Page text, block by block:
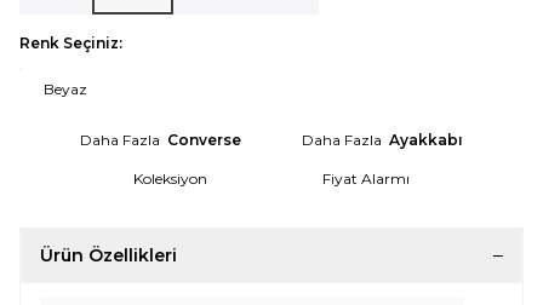
Renk Seçiniz:
Beyaz
Daha Fazla Converse Daha Fazla Ayakkabı
Koleksiyon Fiyat Alarmı
Ürün Özellikleri